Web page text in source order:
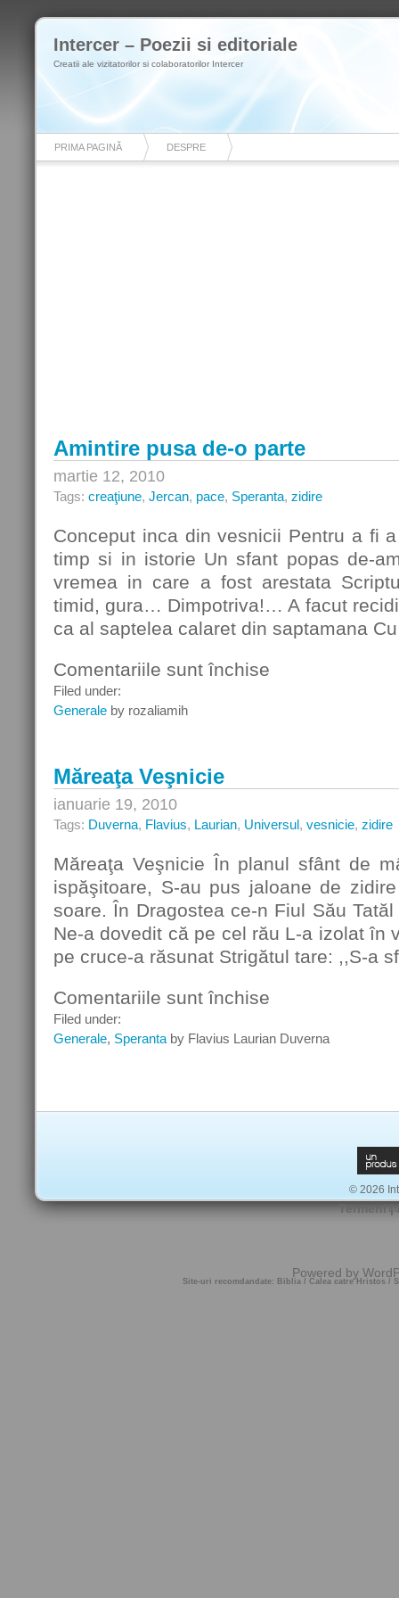
Intercer – Poezii si editoriale
Creatii ale vizitatorilor si colaboratorilor Intercer
PRIMA PAGINĂ DESPRE
Amintire pusa de-o parte
martie 12, 2010
Tags: creaţiune, Jercan, pace, Speranta, zidire
Conceput inca din vesnicii Pentru a fi
timp si in istorie Un sfant popas de-
vremea in care a fost arestata
timid, gura… Dimpotriva!… A facut
ca al saptelea calaret din saptamana
Comentariile sunt închise
Filed under:
Generale by rozaliamih
Măreaţa Veşnicie
ianuarie 19, 2010
Tags: Duverna, Flavius, Laurian, Universul, vesnicie, zidire
Măreaţa Veşnicie În planul sfânt de
ispăşitoare, S-au pus jaloane de
soare. În Dragostea ce-n Fiul Său
Ne-a dovedit că pe cel rău L-a izolat în
pe cruce-a răsunat Strigătul tare: ,,S-a
Comentariile sunt închise
Veşnicie
Filed under:
Generale, Speranta by Flavius Laurian Duverna
© 2026
Termeni|
Site-uri recomdandate: Biblia / Calea catre Hristos /
Powered by